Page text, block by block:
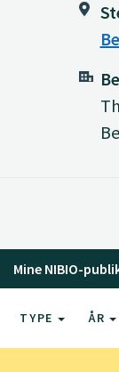
Mine NIBIO-
TYPE ÅR